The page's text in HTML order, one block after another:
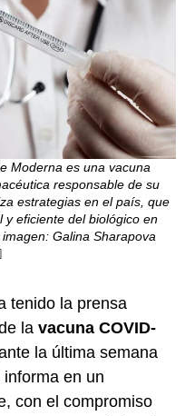
Moderna es una vacuna
responsable de su
estrategias en el país, que
y eficiente del biológico en
Galina Sharapova
tenido la prensa
la vacuna COVID-
la última semana
informa en un
con el compromiso